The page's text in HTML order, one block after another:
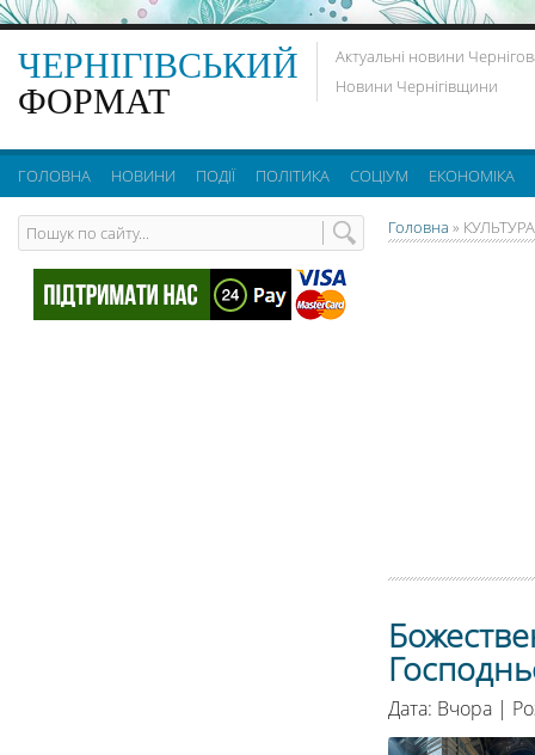
ЧЕРНІГІВСЬКИЙ
ФОРМАТ
Актуальні новини
Новини Чернігівщини
ГОЛОВНА НОВИНИ ПОДІЇ ПОЛІТИКА СОЦІУМ ЕКОНОМІКА
Головна » КУЛЬТУРА
Дата: Вчора |